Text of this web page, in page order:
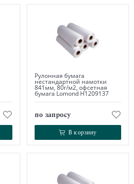
Рулонная бумага
нестандартной намотки
841мм, 80г/м2, офсетная
бумага Lomond Н1209137
по запросу
В корзину
В корзину